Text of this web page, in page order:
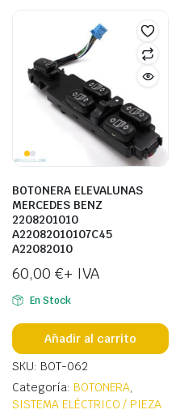
BOTONERA ELEVALUNAS
MERCEDES BENZ
2208201010
A22082010107C45
A22082010
60,00 €+ IVA
En Stock
Añadir al carrito
SKU: BOT-062
Categoría: BOTONERA,
SISTEMA ELÉCTRICO / PIEZA